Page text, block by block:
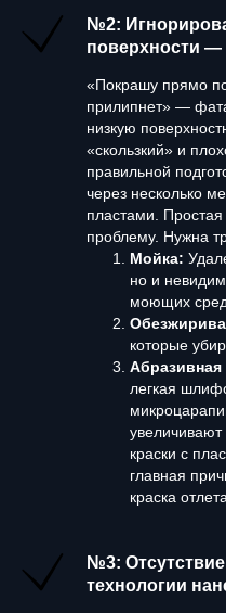
№2:
поверхности —
«Покрашу прямо
прилипнет» —
низкую
«скользкий» и
правильной
через несколько
пластами.
проблему. Нужна
Мойка:
но и
моющих
которые
Абразивная
легкая
краски с
главная
краска
№3:
технологии